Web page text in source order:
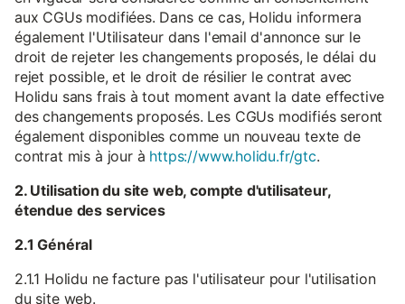
aux CGUs modifiées. Dans ce cas, Holidu informera
également l'Utilisateur dans l'email d'annonce sur le
droit de rejeter les changements proposés, le délai du
rejet possible, et le droit de résilier le contrat avec
Holidu sans frais à tout moment avant la date effective
des changements proposés. Les CGUs modifiés seront
également disponibles comme un nouveau texte de
contrat mis à jour à https://www.holidu.fr/gtc.
2. Utilisation du site web, compte d'utilisateur,
étendue des services
2.1 Général
2.1.1 Holidu ne facture pas l'utilisateur pour l'utilisation
du site web.